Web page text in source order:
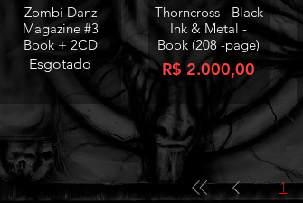
Visualização rápida
Zombi Danz
Magazine #3
Book + 2CD
Esgotado
Visualização rápida
Thorncross - Black
Ink & Metal -
Book (208 -page)
Preço
R$ 2.000,00
1